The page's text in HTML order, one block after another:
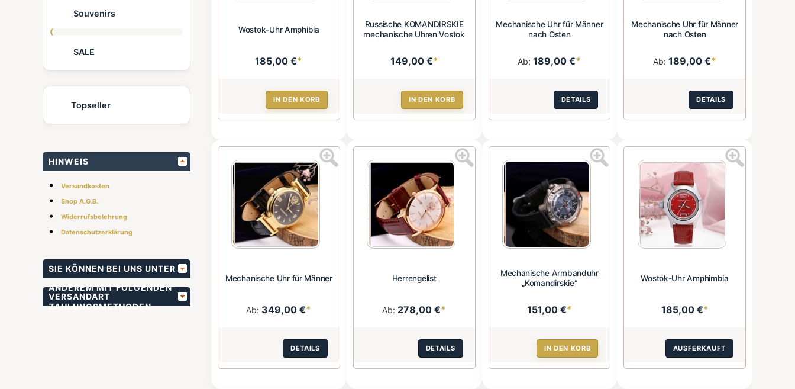
Souvenirs
SALE
Topseller
HINWEIS
• Versandkosten
• Shop A.G.B.
• Widerrufsbelehrung
• Datenschutzerklärung
SIE KÖNNEN BEI UNS UNTER
ANDEREM MIT FOLGENDEN
ZAHLUNGSMETHODEN
VERSANDART
Wostok-Uhr Amphibia
185,00 €*
IN DEN KORB
Russische KOMANDIRSKIE
mechanische Uhren Vostok
149,00 €*
IN DEN KORB
Mechanische Uhr für Männer
nach Osten
Ab:189,00 €*
DETAILS
Mechanische Uhr für Männer
nach Osten
Ab:189,00 €*
DETAILS
Mechanische Uhr für Männer
Ab: 349,00 €*
DETAILS
Herrengelist
Ab: 278,00 €*
DETAILS
Mechanische Armbanduhr
„Komandirskie“
151,00 €*
IN DEN KORB
Wostok-Uhr Amphimbia
185,00 €*
AUSFERKAUFT